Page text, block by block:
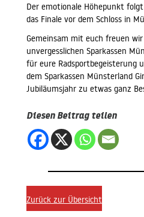
Der emotionale Höhepunkt
das Finale vor dem Schloss in
Gemeinsam mit euch freuen
unvergesslichen Sparkassen
für eure Radsportbegeisterung
dem Sparkassen Münsterland
Jubiläumsjahr zu etwas ganz
Diesen Beitrag teilen
Zurück zur Übersicht